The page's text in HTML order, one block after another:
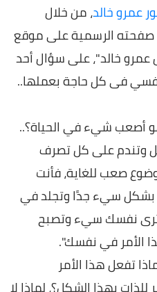
عمرو خالد، من خلال
صفحته الرسمية على موقع
خالد"، على سؤال أحد
فى كل حاجة بعملها..
أصعب شيء في الحياة؟..
وتندم على كل تصرف
صعب للغاية، فأنت
بشكل سيء جدًا وتجلد في
ترى نفسك سيء وتصبح
الأمر في نفسك".
تفعل هذا الأمر